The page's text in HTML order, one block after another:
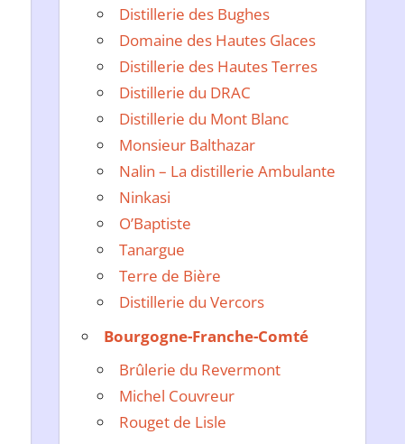
Distillerie des Bughes
Domaine des Hautes Glaces
Distillerie des Hautes Terres
Distillerie du DRAC
Distillerie du Mont Blanc
Monsieur Balthazar
Nalin – La distillerie Ambulante
Ninkasi
O’Baptiste
Tanargue
Terre de Bière
Distillerie du Vercors
Bourgogne-Franche-Comté
Brûlerie du Revermont
Michel Couvreur
Rouget de Lisle